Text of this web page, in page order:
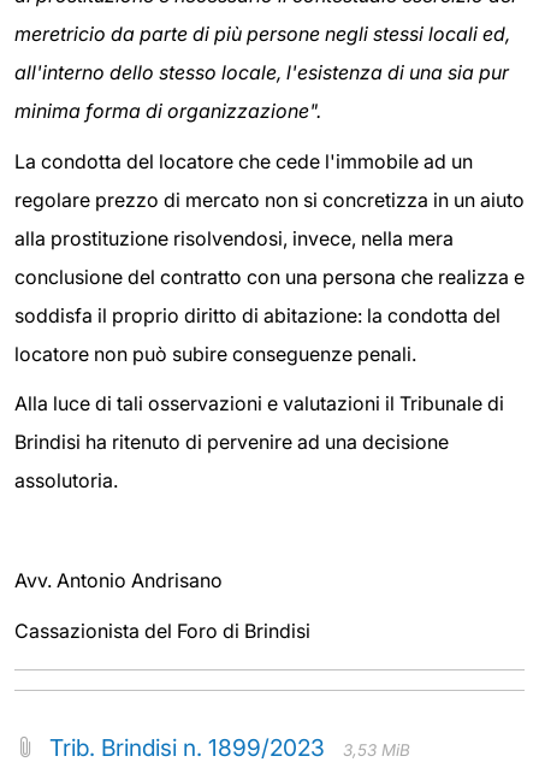
meretricio da parte di più persone negli stessi locali ed,
all'interno dello stesso locale, l'esistenza di una sia pur
minima forma di organizzazione".
La condotta del locatore che cede l'immobile ad un
regolare prezzo di mercato non si concretizza in un aiuto
alla prostituzione risolvendosi, invece, nella mera
conclusione del contratto con una persona che realizza e
soddisfa il proprio diritto di abitazione: la condotta del
locatore non può subire conseguenze penali.
Alla luce di tali osservazioni e valutazioni il Tribunale di
Brindisi ha ritenuto di pervenire ad una decisione
assolutoria.
Avv. Antonio Andrisano
Cassazionista del Foro di Brindisi
Trib. Brindisi n. 1899/2023 3,53 MiB